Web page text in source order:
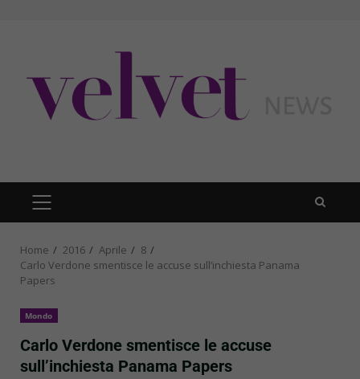
PRIMARY
MENU
Home 2016 Aprile
8
Carlo Verdone smentisce le accuse sull’inchiesta Panama
Papers
Mondo
Carlo Verdone smentisce le accuse
sull’inchiesta Panama Papers